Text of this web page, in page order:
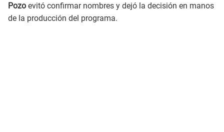
Pozo evitó confirmar nombres y dejó la decisión en manos
de la producción del programa.